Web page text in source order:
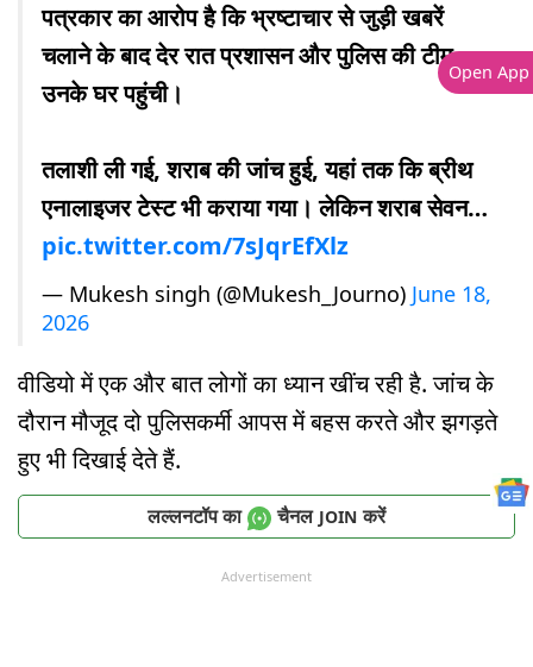
पत्रकार का आरोप है कि भ्रष्टाचार से जुड़ी खबरें
चलाने के बाद देर रात प्रशासन और पुलिस की टीम
उनके घर पहुंची।
तलाशी ली गई, शराब की जांच हुई, यहां तक कि ब्रीथ
एनालाइजर टेस्ट भी कराया गया। लेकिन शराब सेवन…
pic.twitter.com/7sJqrEfXlz
— Mukesh singh (@Mukesh_Journo) June 18,
2026
वीडियो में एक और बात लोगों का ध्यान खींच रही है. जांच के
दौरान मौजूद दो पुलिसकर्मी आपस में बहस करते और झगड़ते
हुए भी दिखाई देते हैं.
लल्लनटॉप का चैनल JOIN करें
Advertisement
Open App